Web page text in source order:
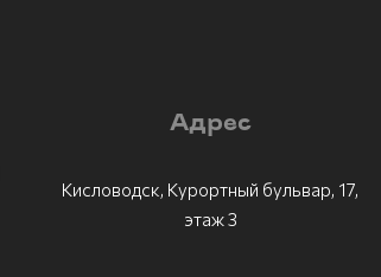
Адрес
Кисловодск, Курортный бульвар, 17,
этаж 3